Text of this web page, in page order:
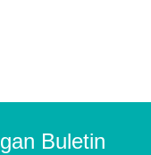
Buletin